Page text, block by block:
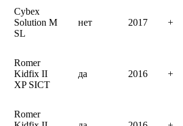
Cybex
Solution M
SL
нет 2017 +
Romer
Kidfix II
XP SICT
да 2016 +
Romer